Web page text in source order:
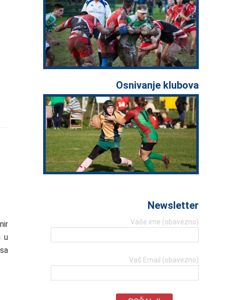
u
Osnivanje klubova
Newsletter
Vaše ime (obavezno)
Vaš Email (obavezno)